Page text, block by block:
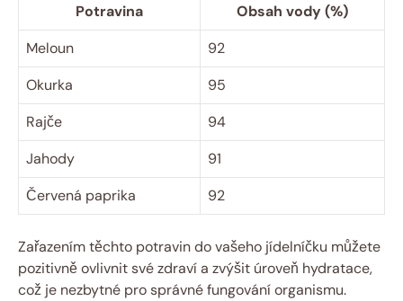
Potravina
Obsah vody (%)
Meloun
92
Okurka
95
Rajče
94
Jahody
91
Červená paprika
92
Zařazením těchto potravin do vašeho jídelníčku můžete
pozitivně ovlivnit své zdraví a zvýšit úroveň hydratace,
což je nezbytné pro správné fungování organismu.